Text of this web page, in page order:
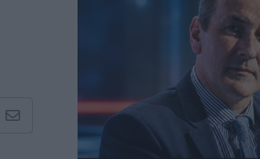
Share